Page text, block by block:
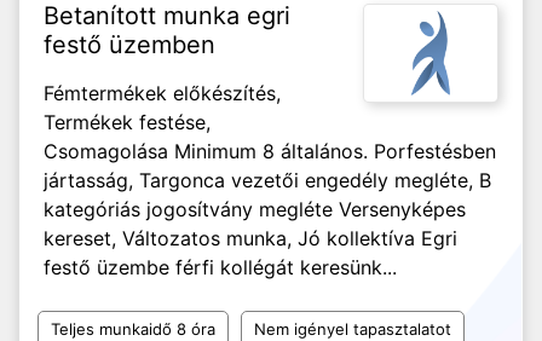
Betanított munka egri
festő üzemben
Fémtermékek előkészítés,
Termékek festése,
Csomagolása Minimum 8 általános. Porfestésben
jártasság, Targonca vezetői engedély megléte, B
kategóriás jogosítvány megléte Versenyképes
kereset, Változatos munka, Jó kollektíva Egri
festő üzembe férfi kollégát keresünk...
Teljes munkaidő 8 óra Nem igényel tapasztalatot